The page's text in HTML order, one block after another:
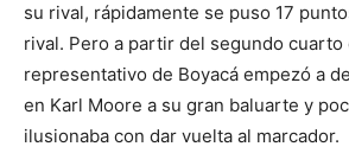
su rival, rápidamente se puso 17
rival. Pero a partir del segundo cuarto
representativo de Boyacá empezó a
en Karl Moore a su gran baluarte y
ilusionaba con dar vuelta al marcador.